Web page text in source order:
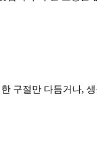
구절만 다듬거나,